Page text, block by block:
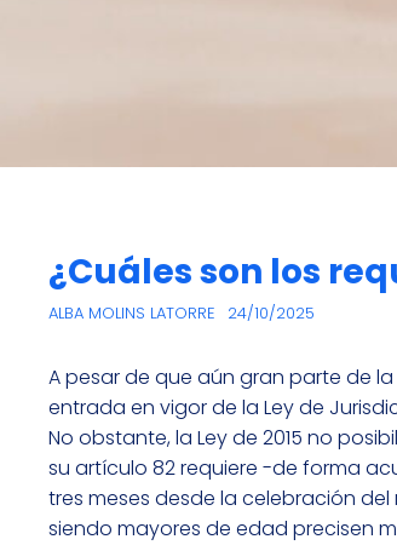
¿Cuáles son los
ALBA MOLINS LATORRE 24/10/2025
A pesar de que aún gran parte de
entrada en vigor de la Ley de
No obstante, la Ley de 2015 no
su artículo 82 requiere -de forma
tres meses desde la celebración
siendo mayores de edad precisen